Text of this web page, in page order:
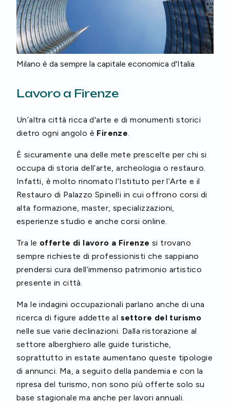
Milano è da sempre la capitale economica d'Italia
Lavoro a Firenze
Un’altra città ricca d'arte e di monumenti storici
dietro ogni angolo è Firenze.
È sicuramente una delle mete prescelte per chi si
occupa di storia dell’arte, archeologia o restauro.
Infatti, è molto rinomato l’Istituto per l’Arte e il
Restauro di Palazzo Spinelli in cui offrono corsi di
alta formazione, master, specializzazioni,
esperienze studio e anche corsi online.
Tra le offerte di lavoro a Firenze si trovano
sempre richieste di professionisti che sappiano
prendersi cura dell’immenso patrimonio artistico
presente in città.
Ma le indagini occupazionali parlano anche di una
ricerca di figure addette al settore del turismo
nelle sue varie declinazioni. Dalla ristorazione al
settore alberghiero alle guide turistiche,
soprattutto in estate aumentano queste tipologie
di annunci. Ma, a seguito della pandemia e con la
ripresa del turismo, non sono più offerte solo su
base stagionale ma anche per lavori annuali.